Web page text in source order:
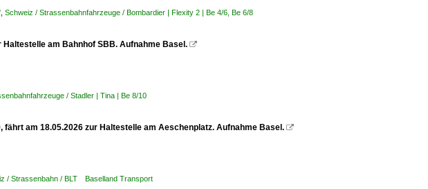
Schweiz / Strassenbahnfahrzeuge / Bombardier | Flexity 2 | Be 4/6, Be 6/8
Haltestelle am Bahnhof SBB. Aufnahme Basel. 
/ Stadler | Tina | Be 8/10
fährt am 18.05.2026 zur Haltestelle am Aeschenplatz. Aufnahme Basel. 
/ Strassenbahn / BLT Baselland Transport